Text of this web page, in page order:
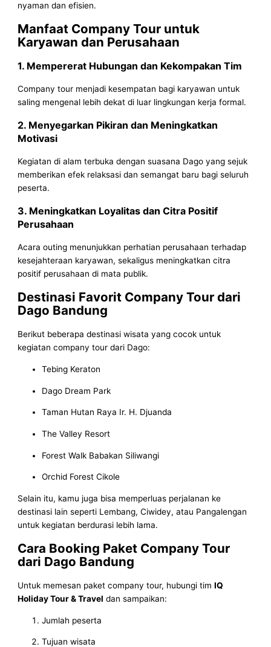
nyaman dan efisien.
Manfaat Company Tour untuk
Karyawan dan Perusahaan
1. Mempererat Hubungan dan Kekompakan Tim
Company tour menjadi kesempatan bagi karyawan untuk
saling mengenal lebih dekat di luar lingkungan kerja formal.
2. Menyegarkan Pikiran dan Meningkatkan
Motivasi
Kegiatan di alam terbuka dengan suasana Dago yang sejuk
memberikan efek relaksasi dan semangat baru bagi seluruh
peserta.
3. Meningkatkan Loyalitas dan Citra Positif
Perusahaan
Acara outing menunjukkan perhatian perusahaan terhadap
kesejahteraan karyawan, sekaligus meningkatkan citra
positif perusahaan di mata publik.
Destinasi Favorit Company Tour dari
Dago Bandung
Berikut beberapa destinasi wisata yang cocok untuk
kegiatan company tour dari Dago:
Tebing Keraton
Dago Dream Park
Taman Hutan Raya Ir. H. Djuanda
The Valley Resort
Forest Walk Babakan Siliwangi
Orchid Forest Cikole
Selain itu, kamu juga bisa memperluas perjalanan ke
destinasi lain seperti Lembang, Ciwidey, atau Pangalengan
untuk kegiatan berdurasi lebih lama.
Cara Booking Paket Company Tour
dari Dago Bandung
Untuk memesan paket company tour, hubungi timIQ
Holiday Tour & Travel dan sampaikan:
Jumlah peserta
Tujuan wisata